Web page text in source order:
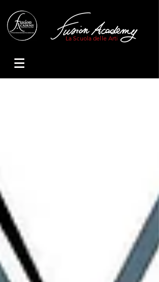
La Scuola delle Arti